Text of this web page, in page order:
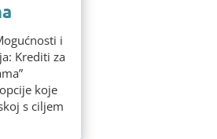
i
Krediti za
koje
s ciljem